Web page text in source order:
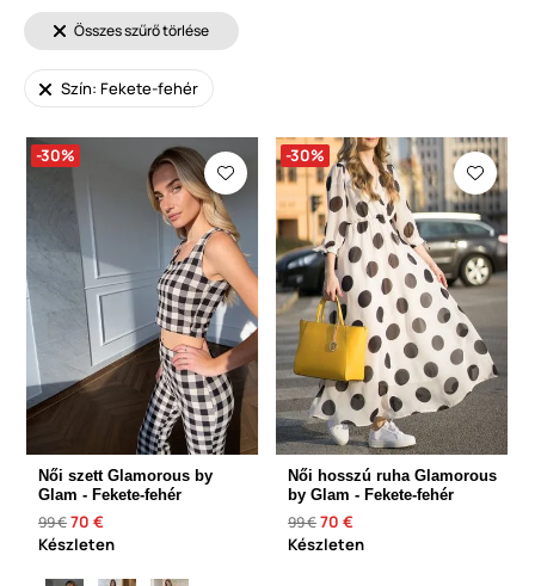
Összes szűrő törlése
Szín: Fekete-fehér
-30%
Női szett Glamorous by
Glam - Fekete-fehér
99 €70 €
Készleten
-30%
Női hosszú ruha Glamorous
by Glam - Fekete-fehér
99 €70 €
Készleten